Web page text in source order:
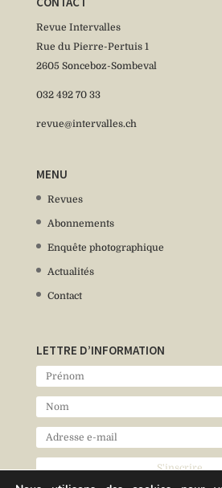
Revue Intervalles
Rue du Pierre-Pertuis 1
2605 Sonceboz-Sombeval
032 492 70 33
revue@intervalles.ch
MENU
Revues
Abonnements
Enquête photographique
Actualités
Contact
LETTRE D’INFORMATION